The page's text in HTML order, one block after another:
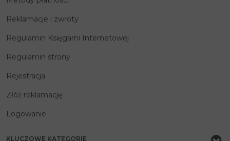
Reklamacje i zwroty
Regulamin Księgarni Internetowej
Regulamin strony
Rejestracja
Złóż reklamację
Logowanie
KLUCZOWE KATEGORIE